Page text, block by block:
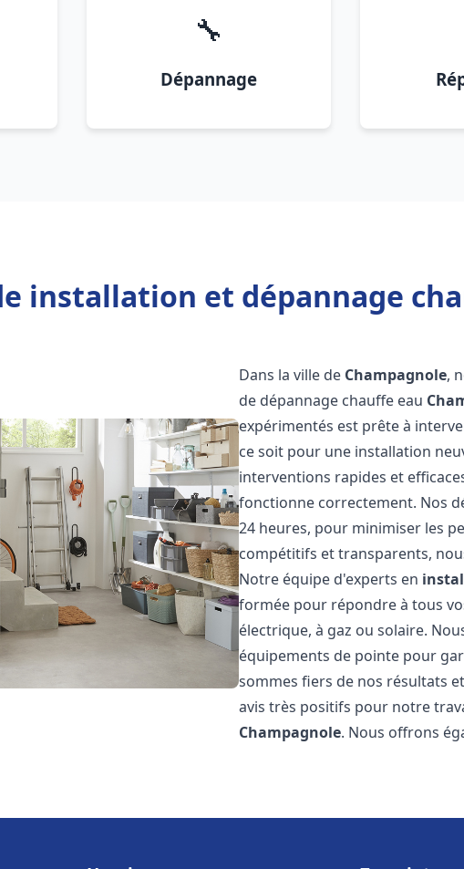
🔧
Dépannage
installation et dépannage
Dans la ville de Champagnole,
de dépannage chauffe eau
expérimentés est prête à
ce soit pour une installation
interventions rapides et
fonctionne correctement. Nos
24 heures, pour minimiser les
compétitifs et transparents,
Notre équipe d'experts en
formée pour répondre à tous
électrique, à gaz ou solaire.
équipements de pointe pour
sommes fiers de nos résultats
avis très positifs pour notre
Champagnole. Nous offrons